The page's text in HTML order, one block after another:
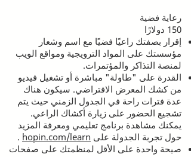
رعاية فضية
150 دولارًا
إقرار بصفتك راعيًا فضيًا مع اسم وشعار
مؤسستك على المواد الترويجية ومواقع الويب
لمنصة التذاكر والمؤتمرات.
القدرة على "طاولة" مباشرة أو تشغيل فيديو
من كشك المعرض الافتراضي. سيكون هناك
عدة فترات راحة في الجدول الزمني حيث يتم
تشجيع الحضور على زيارة أكشاك الراعي.
يمكنك مشاهدة برنامج تعليمي ومعرفة المزيد
حول تجربة الجدولة على hopin.com/learn
.
صيحة واحدة على الأقل لمنظمتك على صفحات